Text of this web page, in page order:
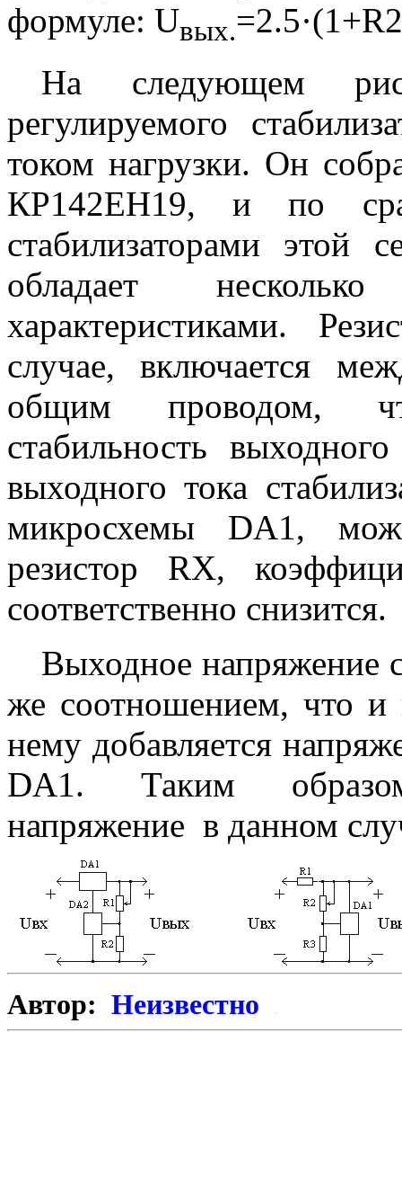
формуле: Uвых.=2.5·(1+R
На следующем
регулируемого
током нагрузки. Он
КР142ЕН19, и по
стабилизаторами
обладает
характеристиками.
случае, включается
общим проводом,
стабильность
выходного тока
микросхемы DA1,
резистор RX,
соответственно снизится.
Выходное напряжение
же соотношением, что и
нему добавляется
DA1. Таким
напряжение в данном
Автор: Неизвестно